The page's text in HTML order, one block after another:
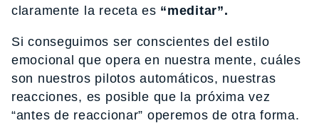
claramente la receta es “meditar”.
Si conseguimos ser conscientes del estilo
emocional que opera en nuestra mente, cuáles
son nuestros pilotos automáticos, nuestras
reacciones, es posible que la próxima vez
“antes de reaccionar” operemos de otra forma.